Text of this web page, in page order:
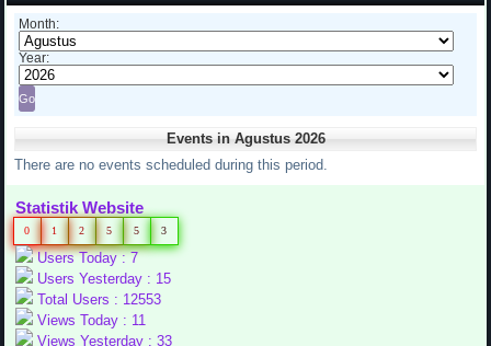
Month:
Year:
Events in Agustus 2026
There are no events scheduled during this period.
Statistik Website
0 1 2 5 5 3
Users Today : 7
Users Yesterday : 15
Total Users : 12553
Views Today : 11
Views Yesterday : 33